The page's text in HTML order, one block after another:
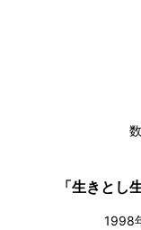
「生きと
1998